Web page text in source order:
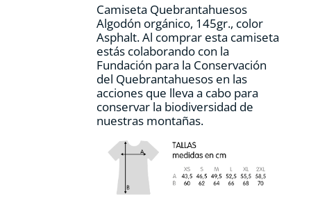
de
producto
Camiseta Quebrantahuesos
Algodón orgánico, 145gr., color
Asphalt. Al comprar esta camiseta
estás colaborando con la
Fundación para la Conservación
del Quebrantahuesos en las
acciones que lleva a cabo para
conservar la biodiversidad de
nuestras montañas.